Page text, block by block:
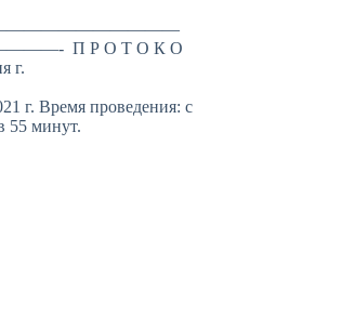
П Р О Т О К О
г.
проведения: с
55 минут.